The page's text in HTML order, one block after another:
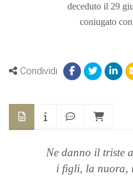
deceduto il 29
coniugato
Condividi
Ne danno il triste
i figli, la nuora,